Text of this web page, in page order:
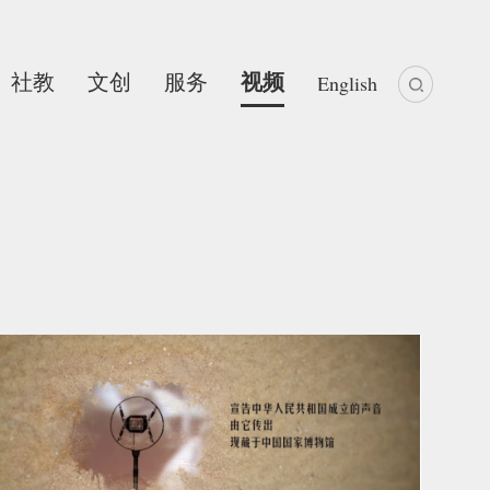
社教 文创 服务 视频 English